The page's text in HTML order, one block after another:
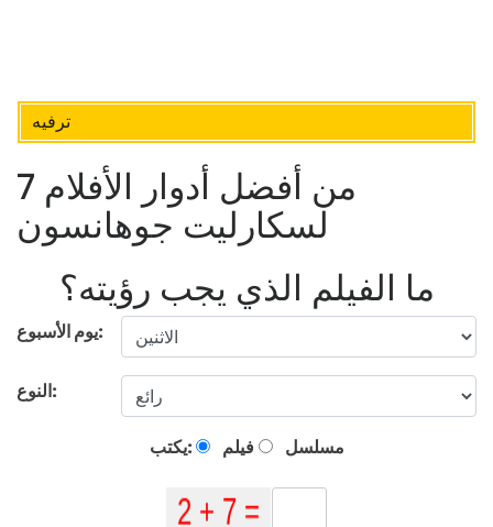
ترفيه
7 من أفضل أدوار الأفلام
لسكارليت جوهانسون
ما الفيلم الذي يجب رؤيته؟
يوم الأسبوع:
النوع:
يكتب: فيلم مسلسل